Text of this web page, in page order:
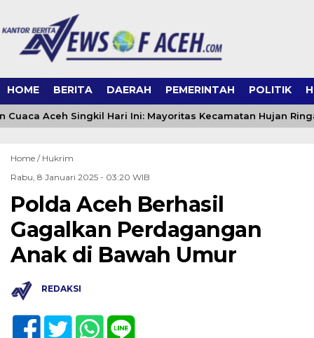
HOME BERITA DAERAH PEMERINTAH POLITIK
Cuaca Aceh Singkil Hari Ini: Mayoritas Kecamatan Hujan
Home / Hukrim
Rabu, 8 Januari 2025 - 03:20 WIB
Polda Aceh Berhasil
Gagalkan Perdagangan
Anak di Bawah Umur
REDAKSI